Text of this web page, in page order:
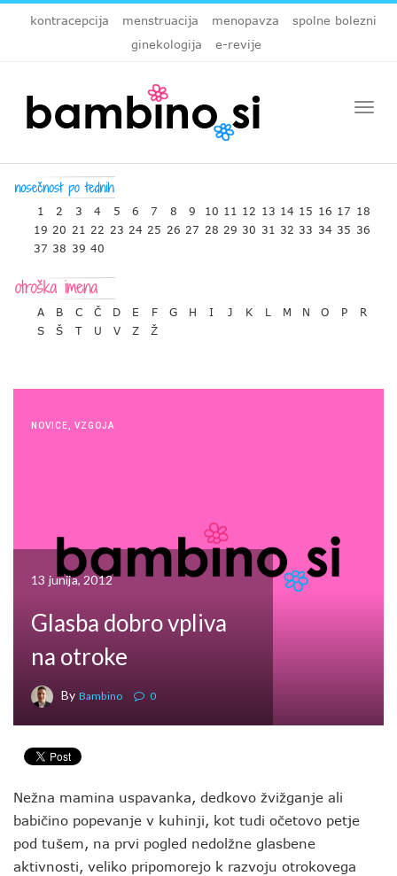
kontracepcija menstruacija menopavza
spolne bolezni
ginekologija
e-revije
1 2 3 4 5 6 7 8 9 10 11 12 13 14 15 16 17 18
19 20 21 22 23 24 25 26 27 28 29 30 31 32 33 34 35 36
37 38 39 40
A B C Č D E F G H I J K L M N O P
R
S
Š T U V Z Ž
NOVICE VZGOJA
13 junija, 2012
Glasba dobro vpliva
na otroke
By Bambino 0
Nežna mamina uspavanka, dedkovo žvižganje ali
babičino popevanje v kuhinji, kot tudi očetovo petje
pod tušem, na prvi pogled nedolžne glasbene
aktivnosti, veliko pripomorejo k razvoju otrokovega